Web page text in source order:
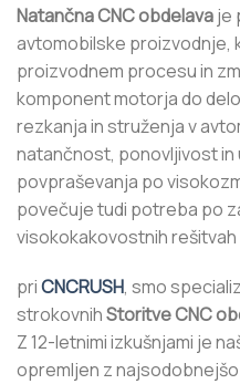
Natančna CNC obdelavaje
avtomobilske proizvodnje,
proizvodnem procesu in
komponent motorja do
rezkanja in struženja v
natančnost, ponovljivost
povpraševanja po
povečuje tudi potreba po
visokokakovostnih
priCNCRUSH, smo
strokovnihStoritve CNC
Z 12-letnimi izkušnjami je
opremljen z